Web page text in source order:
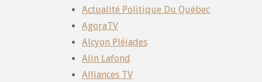
Actualité Politique Du Québec
AgoraTV
Alcyon Pléiades
Alin Lafond
Alliances TV